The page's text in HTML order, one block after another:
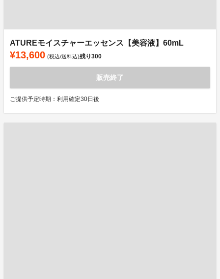
ATUREモイスチャーエッセンス【美容液】60mL
¥13,600 (税込/送料込)残り300
販売終了
ご提供予定時期：利用確定30日後